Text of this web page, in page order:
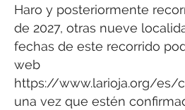
Haro y posteriormente
de 2027, otras nueve
fechas de este recorrido
web
https://www.larioja.org/es/
una vez que estén